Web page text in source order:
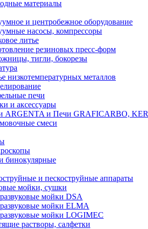
материалы
и центробежное оборудование
насосы, компрессоры
литье
резиновых пресс-форм
тигли, бокорезы
низкотемпературных металлов
печи
и аксессуары
ARGENTA и Печи GRAFICARBO,
смеси
бинокулярные
и пескоструйные аппараты
мойки, сушки
мойки DSA
мойки ELMA
мойки LOGIMEC
растворы, салфетки